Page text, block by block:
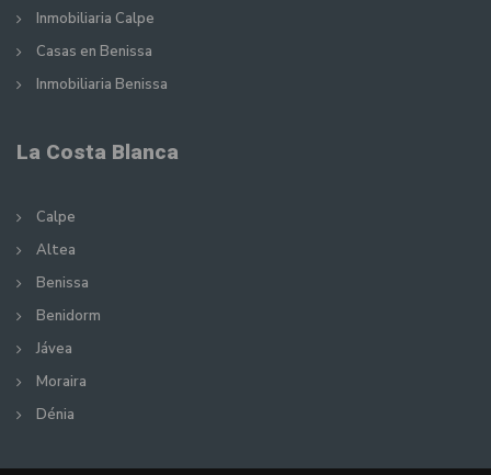
Inmobiliaria Calpe
Casas en Benissa
Inmobiliaria Benissa
La Costa Blanca
Calpe
Altea
Benissa
Benidorm
Jávea
Moraira
Dénia